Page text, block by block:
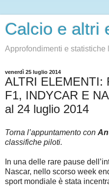
Calcio e altri
Approfondimenti e statistiche
venerdì 25 luglio 2014
ALTRI ELEMENTI:
F1, INDYCAR E
al 24 luglio 2014
Torna l’appuntamento con
classifiche piloti.
In una delle rare pause
Nascar, nello scorso week
sport mondiale è stata